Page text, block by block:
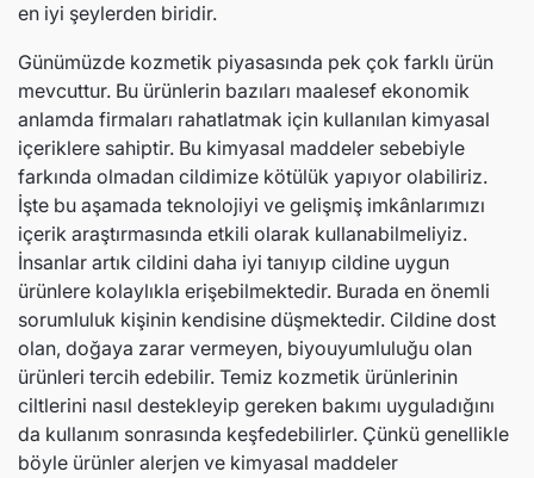
en iyi şeylerden biridir.
Günümüzde kozmetik piyasasında pek çok farklı ürün
mevcuttur. Bu ürünlerin bazıları maalesef ekonomik
anlamda firmaları rahatlatmak için kullanılan kimyasal
içeriklere sahiptir. Bu kimyasal maddeler sebebiyle
farkında olmadan cildimize kötülük yapıyor olabiliriz.
İşte bu aşamada teknolojiyi ve gelişmiş imkânlarımızı
içerik araştırmasında etkili olarak kullanabilmeliyiz.
İnsanlar artık cildini daha iyi tanıyıp cildine uygun
ürünlere kolaylıkla erişebilmektedir. Burada en önemli
sorumluluk kişinin kendisine düşmektedir. Cildine dost
olan, doğaya zarar vermeyen, biyouyumluluğu olan
ürünleri tercih edebilir. Temiz kozmetik ürünlerinin
ciltlerini nasıl destekleyip gereken bakımı uyguladığını
da kullanım sonrasında keşfedebilirler. Çünkü genellikle
böyle ürünler alerjen ve kimyasal maddeler